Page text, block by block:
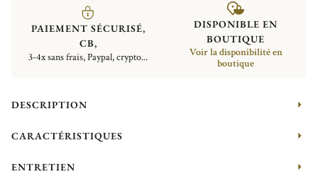
PAIEMENT SÉCURISÉ,
CB,
3-4x sans frais, Paypal, crypto...
DISPONIBLE EN
BOUTIQUE
Voir la disponibilité en
boutique
DESCRIPTION
CARACTÉRISTIQUES
ENTRETIEN